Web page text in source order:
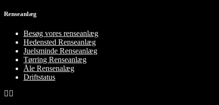
Renseanlæg
Besøg vores renseanlæg
Hedensted Renseanlæg
Juelsminde Renseanlæg
Tørring Renseanlæg
Åle Rensenalæg
Driftstatus